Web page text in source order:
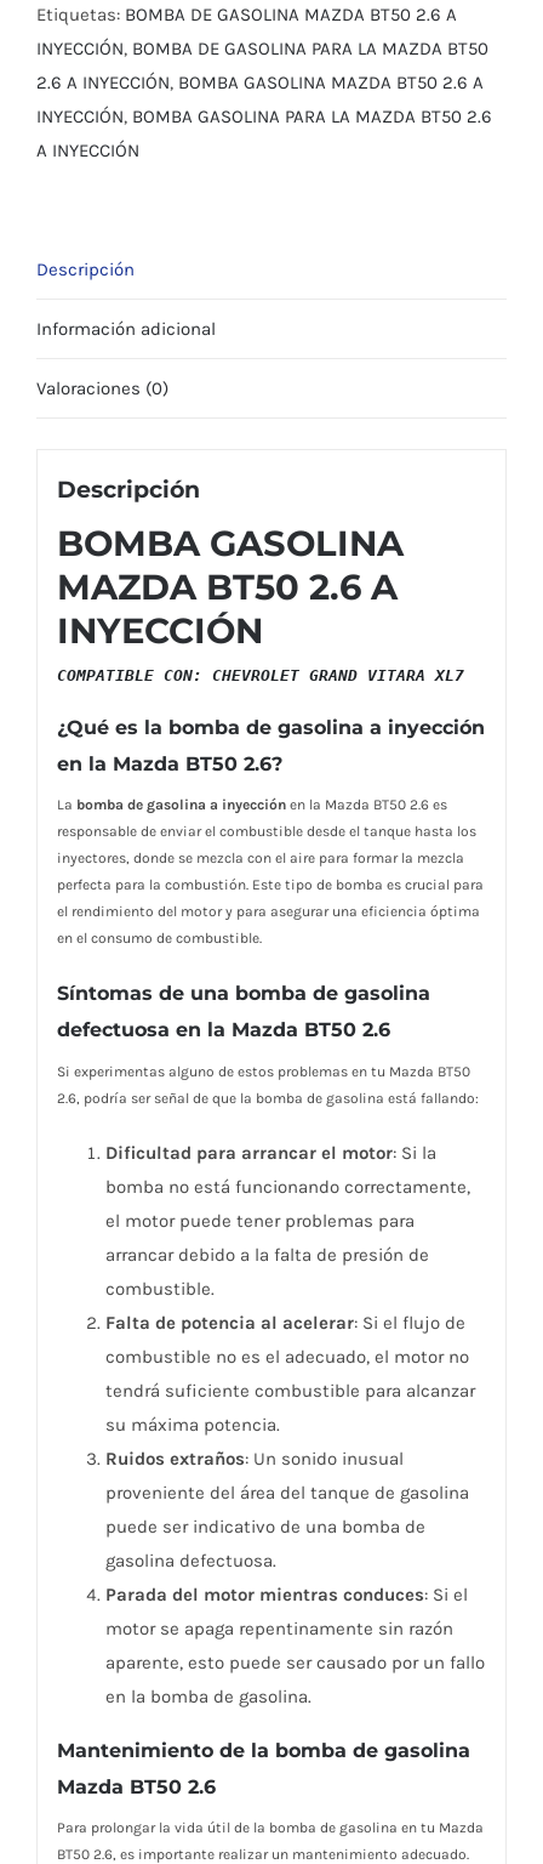
A
INYECCIÓN
cantidad
Etiquetas: BOMBA DE GASOLINA MAZDA BT50 2.6 A
INYECCIÓN, BOMBA DE GASOLINA PARA LA MAZDA BT50
2.6 A INYECCIÓN, BOMBA GASOLINA MAZDA BT50 2.6 A
INYECCIÓN, BOMBA GASOLINA PARA LA MAZDA BT50 2.6
A INYECCIÓN
Descripción
Información adicional
Valoraciones (0)
Descripción
BOMBA GASOLINA
MAZDA BT50 2.6 A
INYECCIÓN
COMPATIBLE CON: CHEVROLET GRAND VITARA XL7
¿Qué es la bomba de gasolina a inyección
en la Mazda BT50 2.6?
La bomba de gasolina a inyecciónen la Mazda BT50 2.6 es
responsable de enviar el combustible desde el tanque hasta los
inyectores, donde se mezcla con el aire para formar la mezcla
perfecta para la combustión. Este tipo de bomba es crucial para
el rendimiento del motor y para asegurar una eficiencia óptima
en el consumo de combustible.
Síntomas de una bomba de gasolina
defectuosa en la Mazda BT50 2.6
Si experimentas alguno de estos problemas en tu Mazda BT50
2.6, podría ser señal de que la bomba de gasolina está fallando:
Dificultad para arrancar el motor: Si la
bomba no está funcionando correctamente,
el motor puede tener problemas para
arrancar debido a la falta de presión de
combustible.
Falta de potencia al acelerar: Si el flujo de
combustible no es el adecuado, el motor no
tendrá suficiente combustible para alcanzar
su máxima potencia.
Ruidos extraños: Un sonido inusual
proveniente del área del tanque de gasolina
puede ser indicativo de una bomba de
gasolina defectuosa.
Parada del motor mientras conduces: Si el
motor se apaga repentinamente sin razón
aparente, esto puede ser causado por un fallo
en la bomba de gasolina.
Mantenimiento de la bomba de gasolina
Mazda BT50 2.6
Para prolongar la vida útil de la bomba de gasolina en tu Mazda
BT50 2.6, es importante realizar un mantenimiento adecuado.